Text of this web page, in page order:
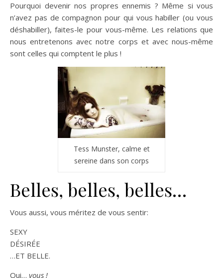
Pourquoi devenir nos propres ennemis ? Même si vous
n’avez pas de compagnon pour qui vous habiller (ou vous
déshabiller), faites-le pour vous-même. Les relations que
nous entretenons avec notre corps et avec nous-même
sont celles qui comptent le plus !
Tess Munster, calme et
sereine dans son corps
Belles, belles, belles…
Vous aussi, vous méritez de vous sentir:
SEXY
DÉSIRÉE
…ET BELLE.
Oui… vous !